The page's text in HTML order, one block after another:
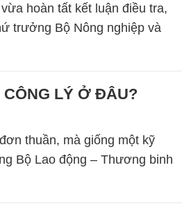
hoàn tất kết luận điều tra,
trưởng Bộ Nông nghiệp và
CÔNG LÝ Ở ĐÂU?
thuần, mà giống một kỹ
Bộ Lao động – Thương binh